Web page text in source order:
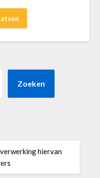
Zoeken
hiervan